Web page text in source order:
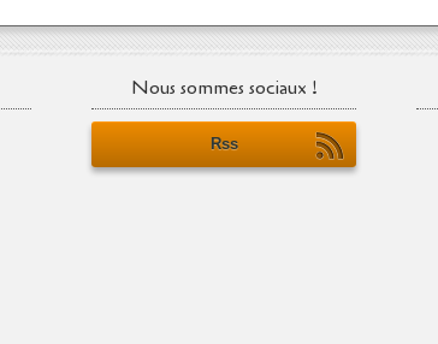
Nous sommes sociaux !
Rss